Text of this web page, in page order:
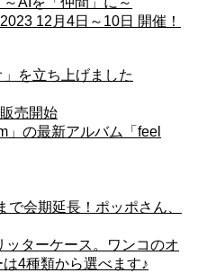
12月4日～10日 開催！
を立ち上げました
売開始
」の最新アルバム「feel
会期延長！ポッポさん、
ッターケース。ワンコのオ
4種類から選べます♪